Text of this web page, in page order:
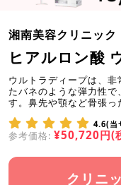
湘南美容クリニック
ヒアルロン酸
ウルトラディープは、
たバネのような弾力性
す。鼻先や顎など骨張っ
4.6(当
参考価格: ¥50,720円(
クリニ